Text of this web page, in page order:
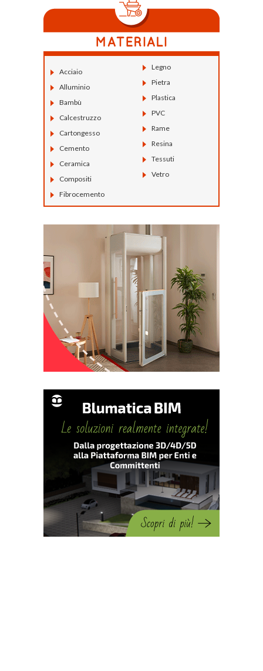
Acciaio
Alluminio
Bambù
Calcestruzzo
Cartongesso
Cemento
Ceramica
Compositi
Fibrocemento
Legno
Pietra
Plastica
PVC
Rame
Resina
Tessuti
Vetro